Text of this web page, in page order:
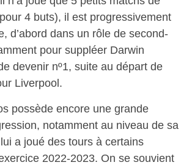
4 buts), il est progressivement
d’abord dans un rôle de second-
pour suppléer Darwin
devenir nº1, suite au départ de
Liverpool.
possède encore une grande
notamment au niveau de sa
a joué des tours à certains
2022-2023. On se souvient